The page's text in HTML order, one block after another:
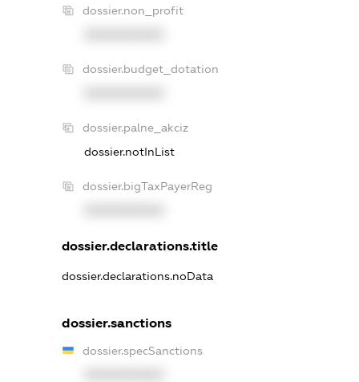
dossier.non_profit
dossier.budget_dotation
dossier.palne_akciz
dossier.notInList
dossier.bigTaxPayerReg
dossier.declarations.title
dossier.declarations.noData
dossier.sanctions
dossier.specSanctions